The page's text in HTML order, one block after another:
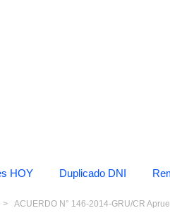
HOY Duplicado DNI
ACUERDO N° 146-2014-GRU/CR Aprueban solicitud